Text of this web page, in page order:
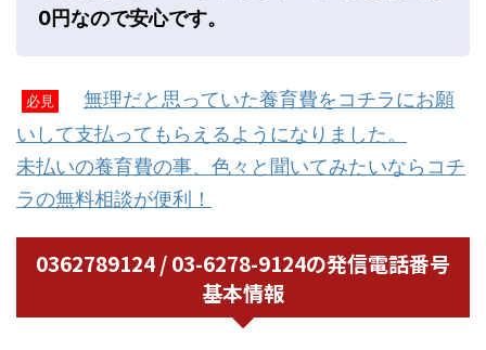
0円なので安心です。
必見
無理だと思っていた養育費をコチラにお願
いして支払ってもらえるようになりました。
未払いの養育費の事、色々と聞いてみたいならコチ
ラの無料相談が便利！
0362789124 / 03-6278-9124の発信電話番号
基本情報